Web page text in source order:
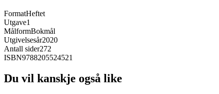
FormatHeftet
Utgave1
MålformBokmål
Utgivelsesår2020
Antall sider272
ISBN9788205524521
Du vil kanskje også like